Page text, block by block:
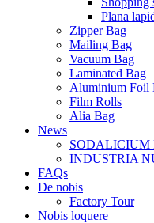
Plana
Zipper Bag
Mailing Bag
Vacuum Bag
Laminated Bag
Aluminium Foil
Film Rolls
Alia Bag
News
SODALICIUM
INDUSTRIA
FAQs
De nobis
Factory Tour
Nobis loquere